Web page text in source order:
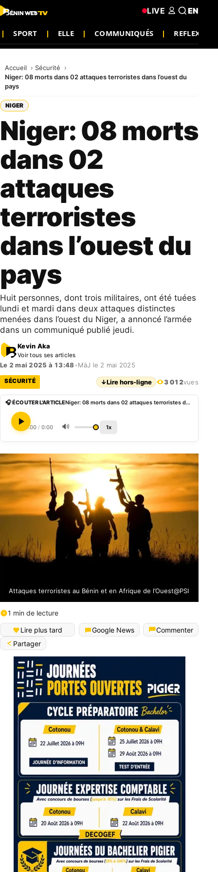
SPORT ELLE COMMUNIQUÉS REFLEXION
LIVE EN
Accueil
Sécurité
Niger: 08 morts dans 02 attaques terroristes dans l’ouest du
pays
NIGER
Niger: 08 morts
dans 02
attaques
terroristes
dans l’ouest du
pays
Huit personnes, dont trois militaires, ont été tuées
lundi et mardi dans deux attaques distinctes
menées dans l’ouest du Niger, a annoncé l’armée
dans un communiqué publié jeudi.
Kevin Aka
Voir tous ses articles
Le 2 mai 2025 à 13:48•MàJ le 2 mai 2025
SÉCURITÉ ↓Lire hors-ligne 3 012vues
🎧 ÉCOUTER L'ARTICLE Niger: 08 morts dans 02 attaques terroristes dans l’ouest du pays
0:00 / 0:00 🔊 1x
Attaques terroristes au Bénin et en Afrique de l’Ouest@PSI
1 min de lecture
Lire plus tard Google News
Commenter
Partager